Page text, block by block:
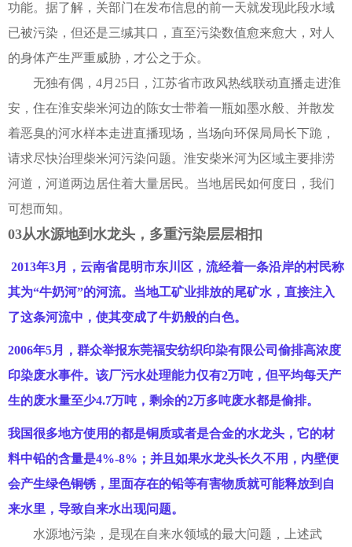
功能。据了解，关部门在发布信息的前一天就发现此段水域
已被污染，但还是三缄其口，直至污染数值愈来愈大，对人
的身体产生严重威胁，才公之于众。
无独有偶，4月25日，江苏省市政风热线联动直播走进淮
安，住在淮安柴米河边的陈女士带着一瓶如墨水般、并散发
着恶臭的河水样本走进直播现场，当场向环保局局长下跪，
请求尽快治理柴米河污染问题。淮安柴米河为区域主要排涝
河道，河道两边居住着大量居民。当地居民如何度日，我们
可想而知。
03从水源地到水龙头，多重污染层层相扣
2013年3月，云南省昆明市东川区，流经着一条沿岸的村民称
其为“牛奶河”的河流。当地工矿业排放的尾矿水，直接注入
了这条河流中，使其变成了牛奶般的白色。
2006年5月，群众举报东莞福安纺织印染有限公司偷排高浓度
印染废水事件。该厂污水处理能力仅有2万吨，但平均每天产
生的废水量至少4.7万吨，剩余的2万多吨废水都是偷排。
我国很多地方使用的都是铜质或者是合金的水龙头，它的材
料中铅的含量是4%-8%；并且如果水龙头长久不用，内壁便
会产生绿色铜锈，里面存在的铅等有害物质就可能释放到自
来水里，导致自来水出现问题。
水源地污染，是现在自来水领域的最大问题，上述武